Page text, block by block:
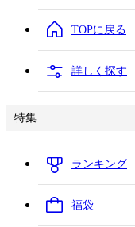
TOPに戻る
詳しく探す
特集
ランキング
福袋